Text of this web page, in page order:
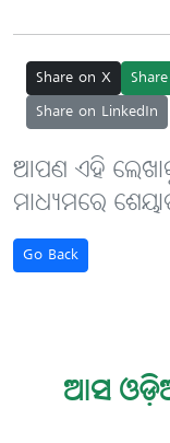
Share on X
Share on LinkedIn
ଆପଣ ଏହି
ମାଧ୍ୟମରେ
Go Back
ଆସ